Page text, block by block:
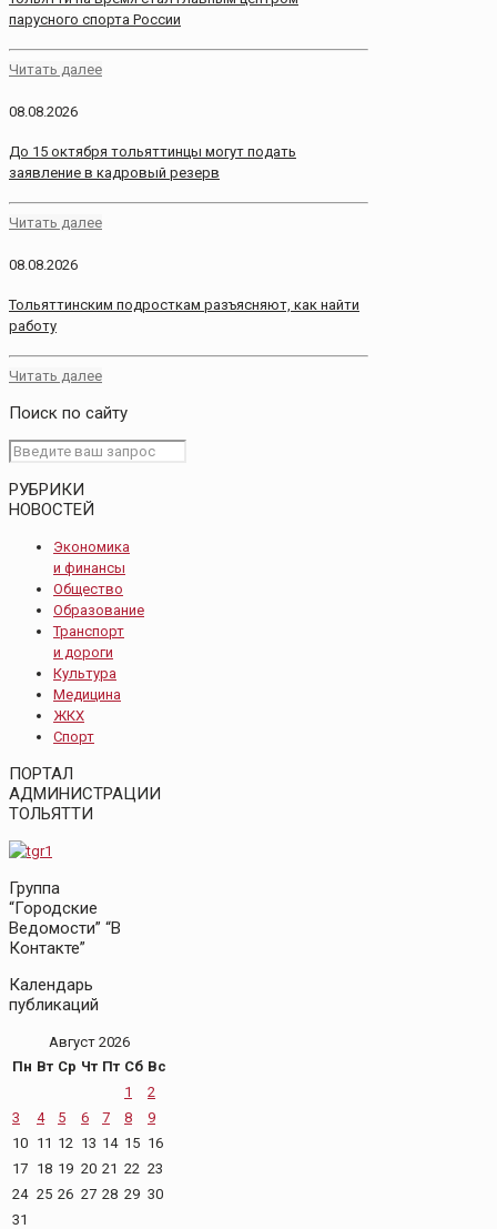
парусного спорта России
Читать далее
08.08.2026
До 15 октября тольяттинцы могут подать
заявление в кадровый резерв
Читать далее
08.08.2026
Тольяттинским подросткам разъясняют, как найти
работу
Читать далее
Поиск по сайту
РУБРИКИ
НОВОСТЕЙ
Экономика
и финансы
Общество
Образование
Транспорт
и дороги
Культура
Медицина
ЖКХ
Спорт
ПОРТАЛ
АДМИНИСТРАЦИИ
ТОЛЬЯТТИ
Группа
“Городские
Ведомости” “В
Контакте”
Календарь
публикаций
Август 2026
Пн Вт Ср Чт Пт Сб Вс
1
2
3
4 5 6 7 8
9
10 11 12 13 14 15 16
17 18 19 20 21 22 23
24 25 26 27 28 29 30
31